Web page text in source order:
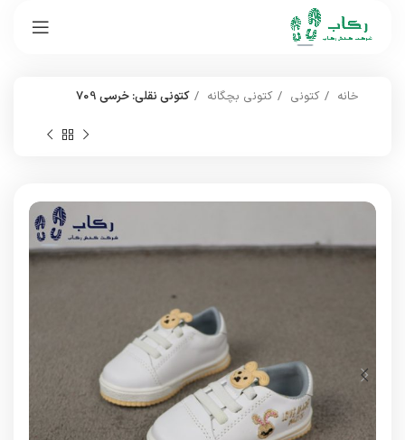
خانه کتونی کتونی بچگانه کتونی نقلی: خرسی 709